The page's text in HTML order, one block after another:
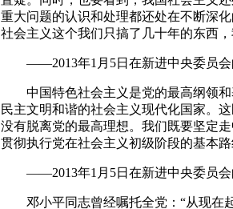
重大问题的认识和处理都还处在不断深
社会主义这个我们只搞了几十年的东西
——2013年1月5日在新进中央委员会
中国特色社会主义是党的最高纲领和
民主文明和谐的社会主义现代化国家。
没有脱离党的最高理想。我们既要坚定
贯彻执行党在社会主义初级阶段的基本
——2013年1月5日在新进中央委员会
邓小平同志曾经嘱托全党：“从现在起